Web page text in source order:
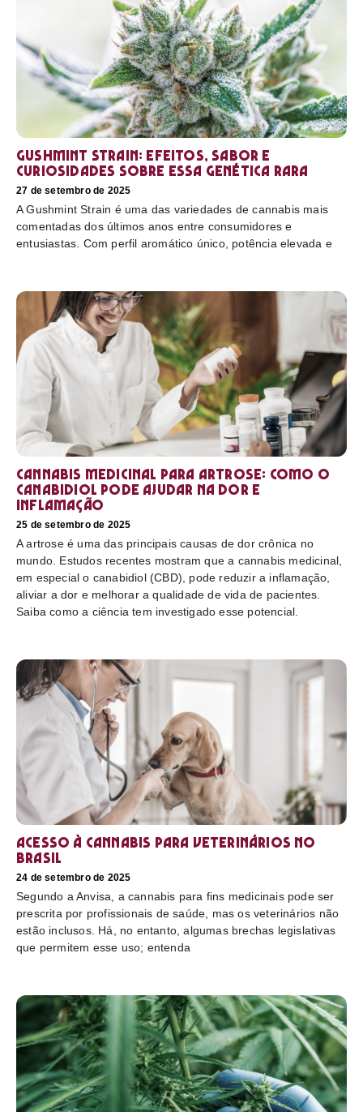
Gushmint Strain: efeitos, sabor e
curiosidades sobre essa genética rara
27 de setembro de 2025
A Gushmint Strain é uma das variedades de cannabis mais
comentadas dos últimos anos entre consumidores e
entusiastas. Com perfil aromático único, potência elevada e
Cannabis medicinal para artrose: como o
canabidiol pode ajudar na dor e
inflamação
25 de setembro de 2025
A artrose é uma das principais causas de dor crônica no
mundo. Estudos recentes mostram que a cannabis medicinal,
em especial o canabidiol (CBD), pode reduzir a inflamação,
aliviar a dor e melhorar a qualidade de vida de pacientes.
Saiba como a ciência tem investigado esse potencial.
Acesso à cannabis para veterinários no
Brasil
24 de setembro de 2025
Segundo a Anvisa, a cannabis para fins medicinais pode ser
prescrita por profissionais de saúde, mas os veterinários não
estão inclusos. Há, no entanto, algumas brechas legislativas
que permitem esse uso; entenda